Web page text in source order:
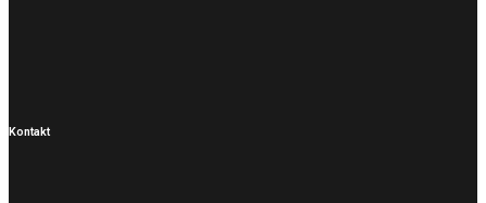
Kontakt